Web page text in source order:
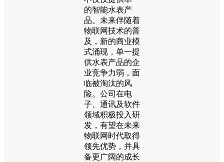
的智能水表产
品。未来伴随着
物联网技术的普
及，新的商业模
式涌现，单一提
供水表产品的企
业竞争力弱，面
临被淘汰的风
险。公司在电
子、通讯及软件
领域积极投入研
发，有望在未来
物联网时代取得
领先优势，并具
备更广阔的成长